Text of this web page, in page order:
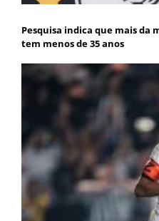
Pesquisa indica que mais da
tem menos de 35 anos